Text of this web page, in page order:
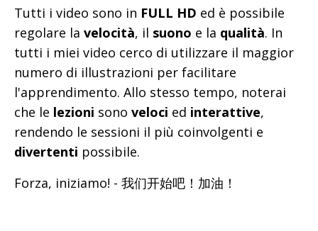
Tutti i video sono in FULL HD ed è possibile
regolare la velocità, il suono e la qualità. In
tutti i miei video cerco di utilizzare il maggior
numero di illustrazioni per facilitare
l'apprendimento. Allo stesso tempo, noterai
che le lezioni sono veloci ed interattive,
rendendo le sessioni il più coinvolgenti e
divertenti possibile.
Forza, iniziamo! - 我们开始吧！加油！